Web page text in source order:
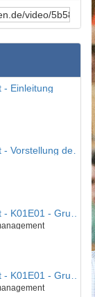
- Einleitung
Innovationsmanagement - Vorstellung des IPMI
Innovationsmanagement - K01E01 - Grundlagen des Innovationsmanagement - Teil 02